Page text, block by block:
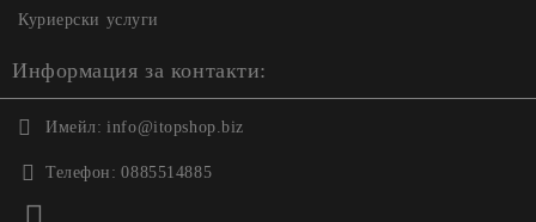
Куриерски услуги
Информация за контакти:
Имейл: info@itopshop.biz
Телефон: 0885514885